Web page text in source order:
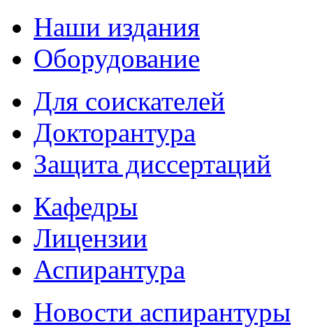
Наши издания
Оборудование
Для соискателей
Докторантура
Защита диссертаций
Кафедры
Лицензии
Аспирантура
Новости аспирантуры